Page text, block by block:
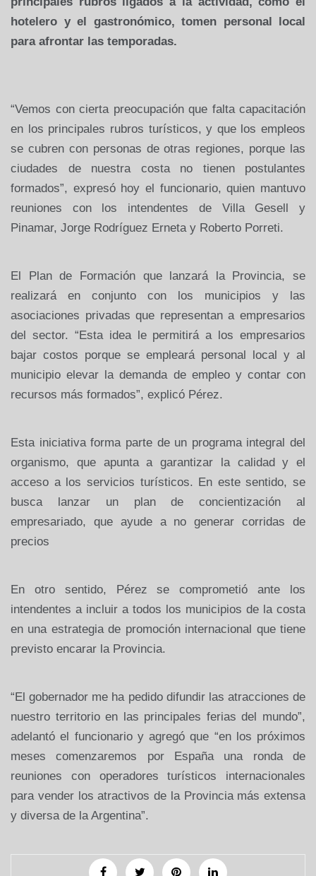
hotelero y el gastronómico, tomen personal local
para afrontar las temporadas.
“Vemos con cierta preocupación que falta capacitación
en los principales rubros turísticos, y que los empleos
se cubren con personas de otras regiones, porque las
ciudades de nuestra costa no tienen postulantes
formados”, expresó hoy el funcionario, quien mantuvo
reuniones con los intendentes de Villa Gesell y
Pinamar, Jorge Rodríguez Erneta y Roberto Porreti.
El Plan de Formación que lanzará la Provincia, se
realizará en conjunto con los municipios y las
asociaciones privadas que representan a empresarios
del sector. “Esta idea le permitirá a los empresarios
bajar costos porque se empleará personal local y al
municipio elevar la demanda de empleo y contar con
recursos más formados”, explicó Pérez.
Esta iniciativa forma parte de un programa integral del
organismo, que apunta a garantizar la calidad y el
acceso a los servicios turísticos. En este sentido, se
busca lanzar un plan de concientización al
empresariado, que ayude a no generar corridas de
precios
En otro sentido, Pérez se comprometió ante los
intendentes a incluir a todos los municipios de la costa
en una estrategia de promoción internacional que tiene
previsto encarar la Provincia.
“El gobernador me ha pedido difundir las atracciones de
nuestro territorio en las principales ferias del mundo”,
adelantó el funcionario y agregó que “en los próximos
meses comenzaremos por España una ronda de
reuniones con operadores turísticos internacionales
para vender los atractivos de la Provinciamás extensa
y diversa de la Argentina”.